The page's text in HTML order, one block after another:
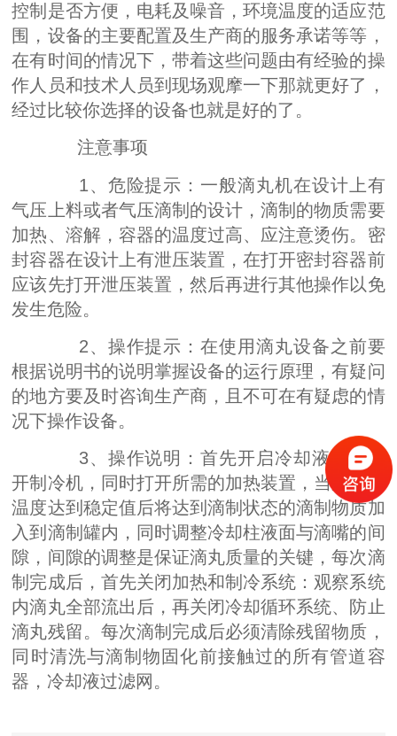
控制是否方便，电耗及噪音，环境温度的适应范
围，设备的主要配置及生产商的服务承诺等等，
在有时间的情况下，带着这些问题由有经验的操
作人员和技术人员到现场观摩一下那就更好了，
经过比较你选择的设备也就是好的了。
注意事项
1、危险提示：一般滴丸机在设计上有
气压上料或者气压滴制的设计，滴制的物质需要
加热、溶解，容器的温度过高、应注意烫伤。密
封容器在设计上有泄压装置，在打开密封容器前
应该先打开泄压装置，然后再进行其他操作以免
发生危险。
2、操作提示：在使用滴丸设备之前要
根据说明书的说明掌握设备的运行原理，有疑问
的地方要及时咨询生产商，且不可在有疑虑的情
况下操作设备。
3、操作说明：首先开启冷却液泵再打
开制冷机，同时打开所需的加热装置，当所需的
温度达到稳定值后将达到滴制状态的滴制物质加
入到滴制罐内，同时调整冷却柱液面与滴嘴的间
隙，间隙的调整是保证滴丸质量的关键，每次滴
制完成后，首先关闭加热和制冷系统：观察系统
内滴丸全部流出后，再关闭冷却循环系统、防止
滴丸残留。每次滴制完成后必须清除残留物质，
同时清洗与滴制物固化前接触过的所有管道容
器，冷却液过滤网。